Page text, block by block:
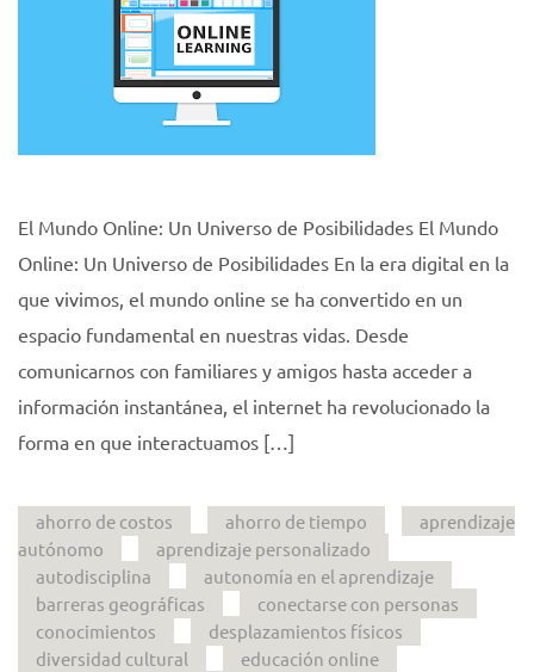
El Mundo Online: Un Universo de Posibilidades El Mundo
Online: Un Universo de Posibilidades En la era digital en la
que vivimos, el mundo online se ha convertido en un
espacio fundamental en nuestras vidas. Desde
comunicarnos con familiares y amigos hasta acceder a
información instantánea, el internet ha revolucionado la
forma en que interactuamos […]
ahorro de costos ahorro de tiempo
aprendizaje
autónomo
aprendizaje personalizado
autodisciplina
autonomía en el aprendizaje
barreras geográficas
conectarse con personas
conocimientos
desplazamientos físicos
diversidad cultural
educación online